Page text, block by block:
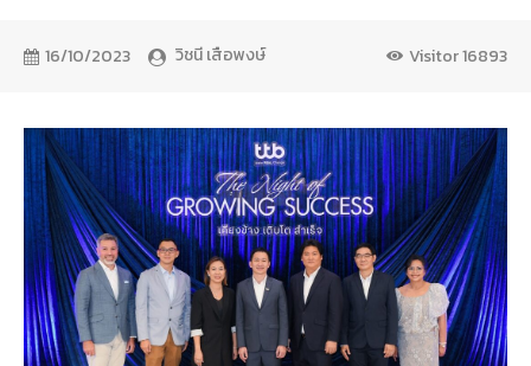
16/10/2023 วิชนี เสือพงษ์ Visitor16893